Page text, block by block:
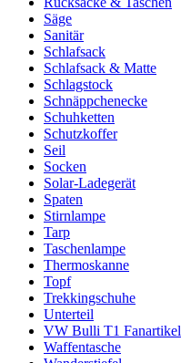
Säge
Sanitär
Schlafsack
Schlafsack & Matte
Schlagstock
Schnäppchenecke
Schuhketten
Schutzkoffer
Seil
Socken
Solar-Ladegerät
Spaten
Stirnlampe
Tarp
Taschenlampe
Thermoskanne
Topf
Trekkingschuhe
Unterteil
VW Bulli T1 Fanartikel
Waffentasche